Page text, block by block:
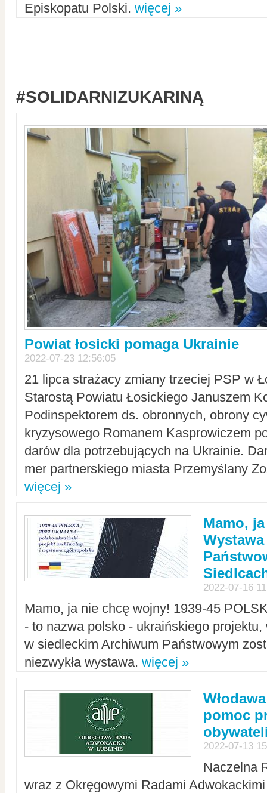
Episkopatu Polski. więcej »
#SOLIDARNIZUKARINĄ
Powiat łosicki pomaga Ukrainie
2022-07-23 12:56:05
21 lipca strażacy zmiany trzeciej PSP w
Starostą Powiatu Łosickiego Januszem
Podinspektorem ds. obronnych, obrony
kryzysowego Romanem Kasprowiczem
darów dla potrzebujących na Ukrainie.
mer partnerskiego miasta Przemyślany
więcej »
Mamo,
2022-07-16
Mamo, ja nie chcę wojny! 1939-45
- to nazwa polsko - ukraińskiego
w siedleckim Archiwum Państwowym
niezwykła wystawa. więcej »
pomoc
2022-07-13
Naczelna
wraz z Okręgowymi Radami Adwokackimi